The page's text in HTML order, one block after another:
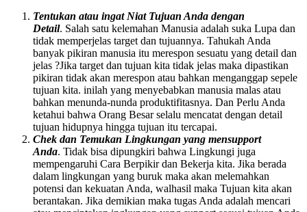
Tentukan atau ingat Niat Tujuan Anda dengan
Detail. Salah satu kelemahan Manusia adalah suka Lupa dan
tidak memperjelas target dan tujuannya. Tahukah Anda
banyak pikiran manusia itu merespon sesuatu yang detail dan
jelas ?Jika target dan tujuan kita tidak jelas maka dipastikan
pikiran tidak akan merespon atau bahkan menganggap sepele
tujuan kita. inilah yang menyebabkan manusia malas atau
bahkan menunda-nunda produktifitasnya. Dan Perlu Anda
ketahui bahwa Orang Besar selalu mencatat dengan detail
tujuan hidupnya hingga tujuan itu tercapai.
Chek dan Temukan Lingkungan yang mensupport
Anda. Tidak bisa dipungkiri bahwa Lingkungi juga
mempengaruhi Cara Berpikir dan Bekerja kita. Jika berada
dalam lingkungan yang buruk maka akan melemahkan
potensi dan kekuatan Anda, walhasil maka Tujuan kita akan
berantakan. Jika demikian maka tugas Anda adalah mencari